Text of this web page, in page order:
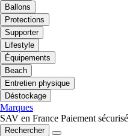
Ballons
Protections
Supporter
Lifestyle
Équipements
Beach
Entretien physique
Déstockage
Marques
SAV en France Paiement sécurisé
Rechercher